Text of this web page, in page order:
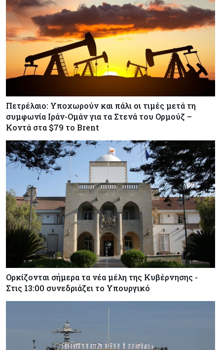
Πετρέλαιο: Υποχωρούν και πάλι οι τιμές μετά τη
συμφωνία Ιράν-Ομάν για τα Στενά του Ορμούζ –
Κοντά στα $79 το Brent
Ορκίζονται σήμερα τα νέα μέλη της Κυβέρνησης -
Στις 13:00 συνεδριάζει το Υπουργικό